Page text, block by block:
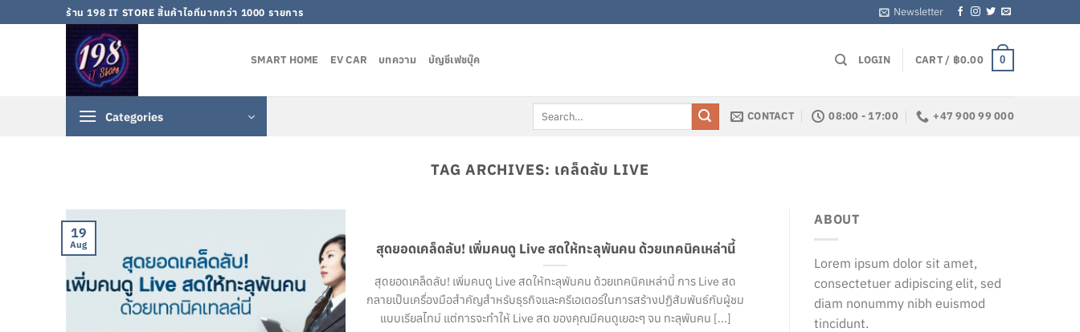
to
ร้าน 198 IT STORE สิ้นค้าไอทีมากกว่า 1000 รายการ Newsletter
SMART HOME EV CAR บทความ บัญชีเฟชบุ๊ค LOGIN CART / ฿0.00 0
Categories
Search
for:
CONTACT 08:00 - 17:00 +47 900 99 000
TAG ARCHIVES: เคล็ดลับ LIVE
สุดยอดเคล็ดลับ! เพิ่มคนดู Live สดให้ทะลุพันคน ด้วยเทคนิคเหล่านี้
สุดยอดเคล็ดลับ! เพิ่มคนดู Live สดให้ทะลุพันคน ด้วยเทคนิคเหล่านี้ การ Live สด
กลายเป็นเครื่องมือสำคัญสำหรับธุรกิจและครีเอเตอร์ในการสร้างปฏิสัมพันธ์กับผู้ชม
แบบเรียลไทม์ แต่การจะทำให้ Live สด ของคุณมีคนดูเยอะๆ จน ทะลุพันคน [...]
19
Aug
ABOUT
Lorem ipsum dolor sit amet,
consectetuer adipiscing elit, sed
diam nonummy nibh euismod
tincidunt.